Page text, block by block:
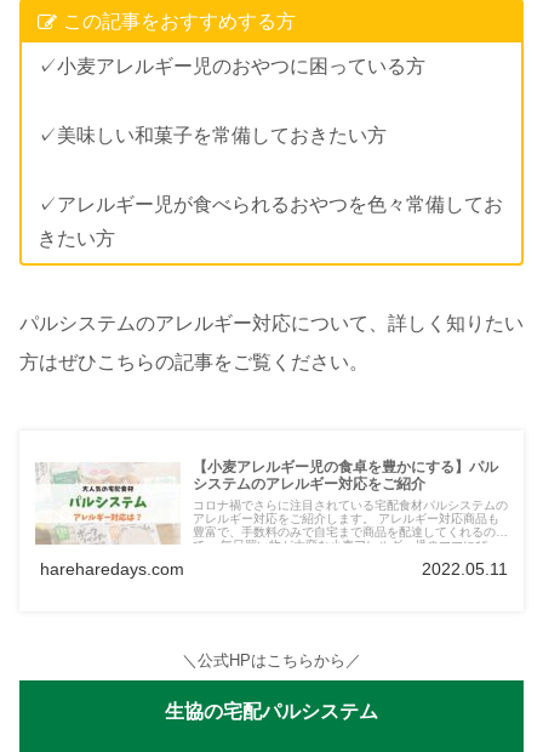
この記事をおすすめする方
✓小麦アレルギー児のおやつに困っている方
✓美味しい和菓子を常備しておきたい方
✓アレルギー児が食べられるおやつを色々常備してお
きたい方
パルシステムのアレルギー対応について、詳しく知りたい
方はぜひこちらの記事をご覧ください。
【小麦アレルギー児の食卓を豊かにする】パル
システムのアレルギー対応をご紹介
コロナ禍でさらに注目されている宅配食材パルシステムの
アレルギー対応をご紹介します。 アレルギー対応商品も
豊富で、手数料のみで自宅まで商品を配達してくれるの
で、 毎日買い物が大変な小麦アレルギー児のママにぴっ
hareharedays.com 2022.05.11
＼公式HPはこちらから／
生協の宅配パルシステム